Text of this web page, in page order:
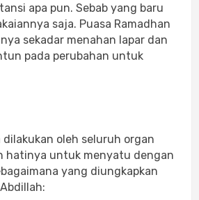
apa pun. Sebab yang baru
saja. Puasa Ramadhan
sekadar menahan lapar dan
pada perubahan untuk
dilakukan oleh seluruh organ
hatinya untuk menyatu dengan
yang diungkapkan